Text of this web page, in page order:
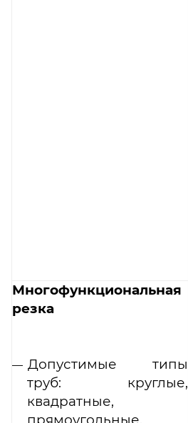
Многофункциональная
резка
Допустимые типы
труб: круглые,
квадратные,
прямоугольные,